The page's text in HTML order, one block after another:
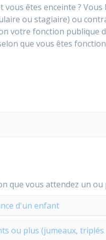
êtes enceinte ? Vous
ou stagiaire) ou
votre fonction publique
que vous êtes
que vous attendez un
d'un enfant
ou plus (jumeaux, triplés